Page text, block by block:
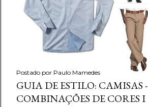
Postado por Paulo Mamedes
GUIA DE ESTILO: CAMISAS -
COMBINAÇÕES DE CORES I